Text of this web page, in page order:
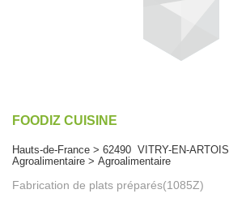
FOODIZ CUISINE
Hauts-de-France > 62490 VITRY-EN-ARTOIS
Agroalimentaire > Agroalimentaire
Fabrication de plats préparés(1085Z)